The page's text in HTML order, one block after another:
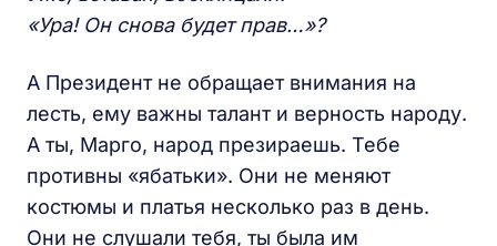
«Ура! Он снова будет прав…»?
А Президент не обращает внимания на
лесть, ему важны талант и верность народу.
А ты, Марго, народ презираешь. Тебе
противны «ябатьки». Они не меняют
костюмы и платья несколько раз в день.
Они не слушали тебя, ты была им